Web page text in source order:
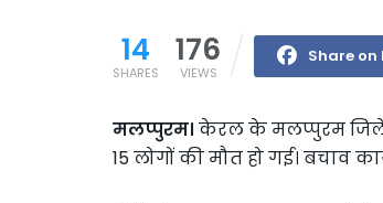
14
SHARES
176
VIEWS
Share on
मलप्पुरम। केरल के मलप्पुरम
15 लोगों की मौत हो गई। बचाव